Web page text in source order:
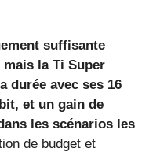
suffisante
mais la Ti Super
durée avec ses 16
et un gain de
les scénarios les
de budget et